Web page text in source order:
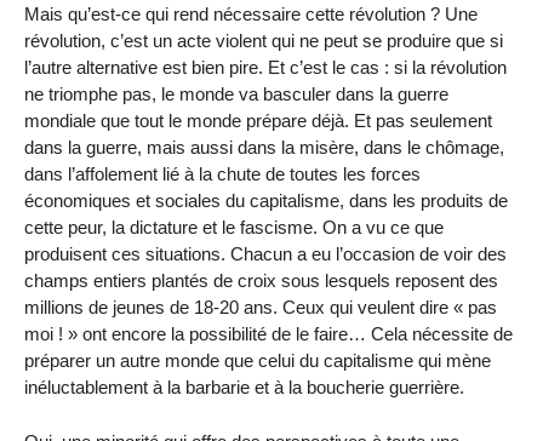
Mais qu’est-ce qui rend nécessaire cette révolution ? Une
révolution, c’est un acte violent qui ne peut se produire que si
l’autre alternative est bien pire. Et c’est le cas : si la révolution
ne triomphe pas, le monde va basculer dans la guerre
mondiale que tout le monde prépare déjà. Et pas seulement
dans la guerre, mais aussi dans la misère, dans le chômage,
dans l’affolement lié à la chute de toutes les forces
économiques et sociales du capitalisme, dans les produits de
cette peur, la dictature et le fascisme. On a vu ce que
produisent ces situations. Chacun a eu l’occasion de voir des
champs entiers plantés de croix sous lesquels reposent des
millions de jeunes de 18-20 ans. Ceux qui veulent dire « pas
moi ! » ont encore la possibilité de le faire… Cela nécessite de
préparer un autre monde que celui du capitalisme qui mène
inéluctablement à la barbarie et à la boucherie guerrière.